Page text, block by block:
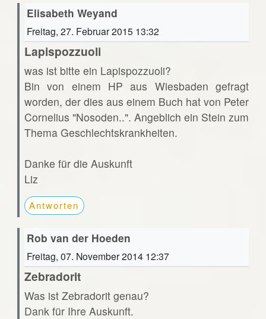
Elisabeth Weyand
Freitag, 27. Februar 2015 13:32
Lapispozzuoli
was ist bitte ein Lapispozzuoli?
Bin von einem HP aus Wiesbaden gefragt
worden, der dies aus einem Buch hat von Peter
Cornelius "Nosoden..". Angeblich ein Stein zum
Thema Geschlechtskrankheiten.
Danke für die Auskunft
Liz
Antworten
Rob van der Hoeden
Freitag, 07. November 2014 12:37
Zebradorit
Was ist Zebradorit genau?
Dank für Ihre Auskunft.